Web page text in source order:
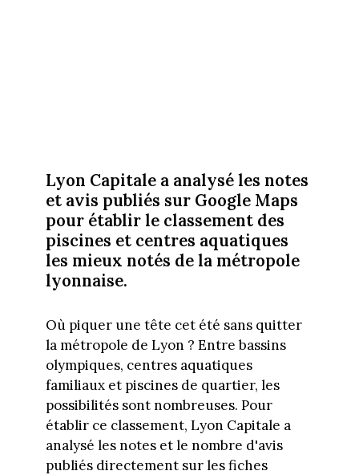
Lyon Capitale a analysé les notes
et avis publiés sur Google Maps
pour établir le classement des
piscines et centres aquatiques
les mieux notés de la métropole
lyonnaise.
Où piquer une tête cet été sans quitter
la métropole de Lyon ? Entre bassins
olympiques, centres aquatiques
familiaux et piscines de quartier, les
possibilités sont nombreuses. Pour
établir ce classement, Lyon Capitale a
analysé les notes et le nombre d'avis
publiés directement sur les fiches